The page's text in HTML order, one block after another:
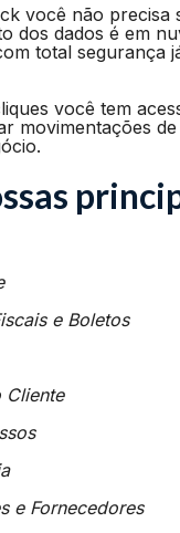
você não
dos dados é em
total segurança
você tem
movimentações
e Boletos
Cliente
e Fornecedores